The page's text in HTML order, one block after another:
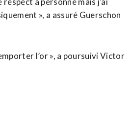
», a assuré Guerschon
l’or », a poursuivi Victor